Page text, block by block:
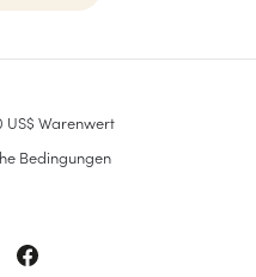
US$ Warenwert
Bedingungen